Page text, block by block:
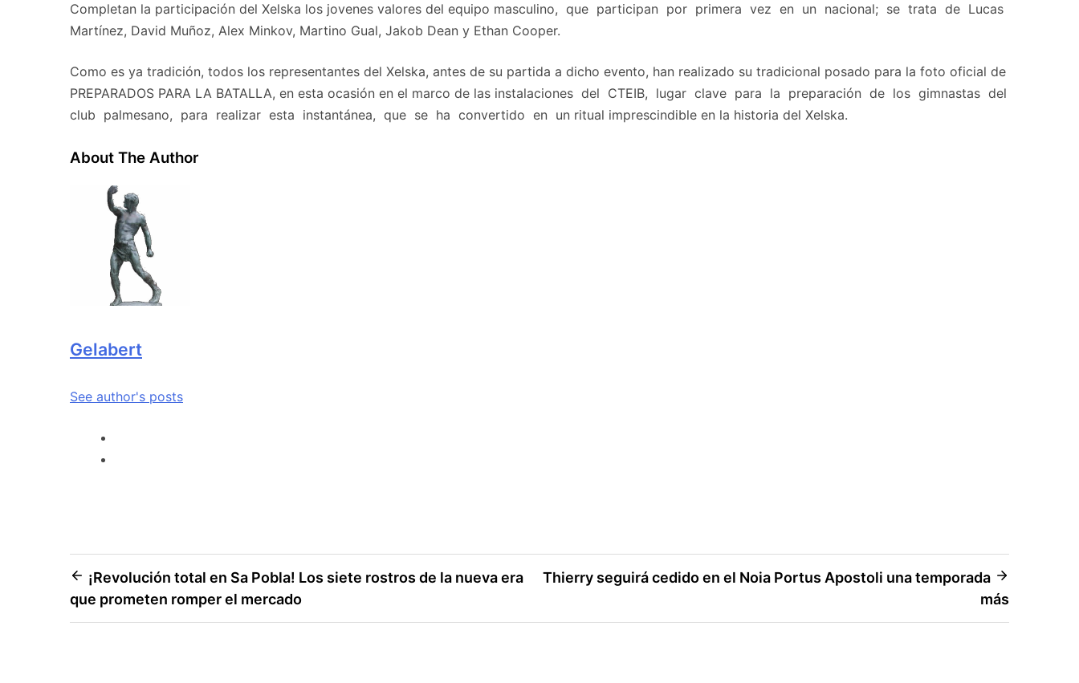
Completan la participación del Xelska los jovenes valores del equipo masculino, que participan por primera vez en un nacional; se trata de Lucas
Martínez, David Muñoz, Alex Minkov, Martino Gual, Jakob Dean y Ethan Cooper.
Como es ya tradición, todos los representantes del Xelska, antes de su partida a dicho evento, han realizado su tradicional posado para la foto oficial de
PREPARADOS PARA LA BATALLA, en esta ocasión en el marco de las instalaciones del CTEIB, lugar clave para la preparación de los gimnastas del
club palmesano, para realizar esta instantánea, que se ha convertido en un ritual imprescindible en la historia del Xelska.
About The Author
Gelabert
See author's posts
¡Revolución total en Sa Pobla! Los siete rostros de la nueva era
que prometen romper el mercado
Thierry seguirá cedido en el Noia Portus Apostoli una temporada
más